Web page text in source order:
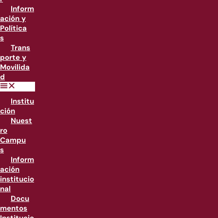
Inform
ación y
Política
s
Trans
porte y
Movilida
d
Institu
ción
Nuest
ro
Campu
s
Inform
ación
institucio
nal
Docu
mentos